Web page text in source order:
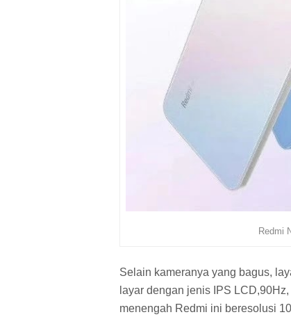
Redmi
Selain kameranya yang bagus,
layar dengan jenis IPS
menengah Redmi ini beresolusi